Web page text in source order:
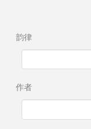
韵律
作者